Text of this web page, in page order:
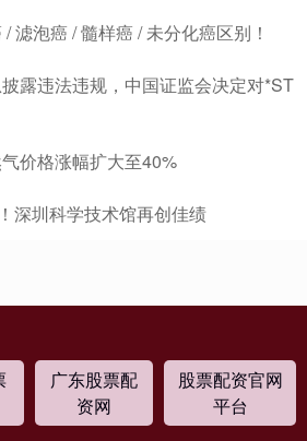
滤泡癌 / 髓样癌 / 未分化癌区别！
露违法违规，中国证监会决定对*ST
价格涨幅扩大至40%
深圳科学技术馆再创佳绩
广东股票配
资网
股票配资官网
平台